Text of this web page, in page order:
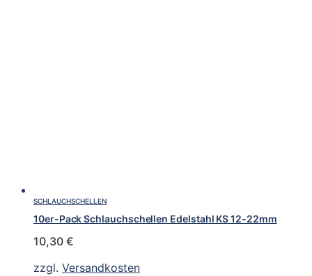
SCHLAUCHSCHELLEN
10er-Pack Schlauchschellen Edelstahl KS 12-22mm
10,30 €
zzgl. Versandkosten